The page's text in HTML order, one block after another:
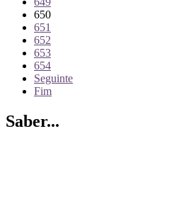
650
651
652
653
654
Seguinte
Fim
Saber...